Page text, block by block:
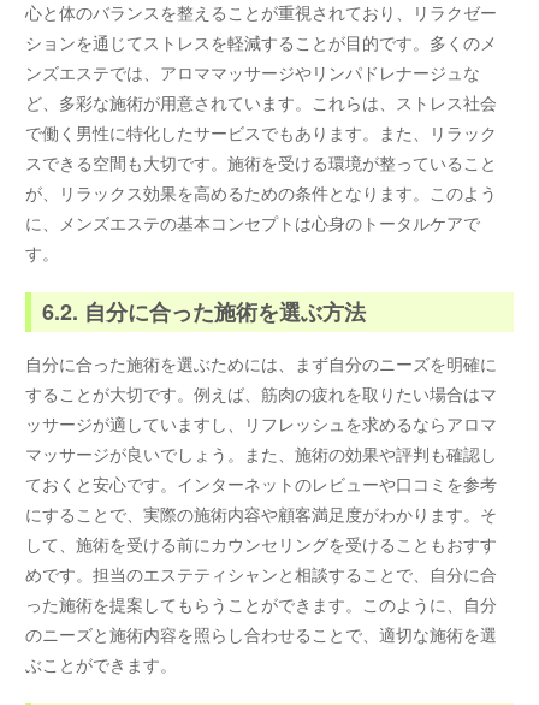
心と体のバランスを整えることが重視されており、リラクゼー
ションを通じてストレスを軽減することが目的です。多くのメ
ンズエステでは、アロママッサージやリンパドレナージュな
ど、多彩な施術が用意されています。これらは、ストレス社会
で働く男性に特化したサービスでもあります。また、リラック
スできる空間も大切です。施術を受ける環境が整っていること
が、リラックス効果を高めるための条件となります。このよう
に、メンズエステの基本コンセプトは心身のトータルケアで
す。
6.2. 自分に合った施術を選ぶ方法
自分に合った施術を選ぶためには、まず自分のニーズを明確に
することが大切です。例えば、筋肉の疲れを取りたい場合はマ
ッサージが適していますし、リフレッシュを求めるならアロマ
マッサージが良いでしょう。また、施術の効果や評判も確認し
ておくと安心です。インターネットのレビューや口コミを参考
にすることで、実際の施術内容や顧客満足度がわかります。そ
して、施術を受ける前にカウンセリングを受けることもおすす
めです。担当のエステティシャンと相談することで、自分に合
った施術を提案してもらうことができます。このように、自分
のニーズと施術内容を照らし合わせることで、適切な施術を選
ぶことができます。